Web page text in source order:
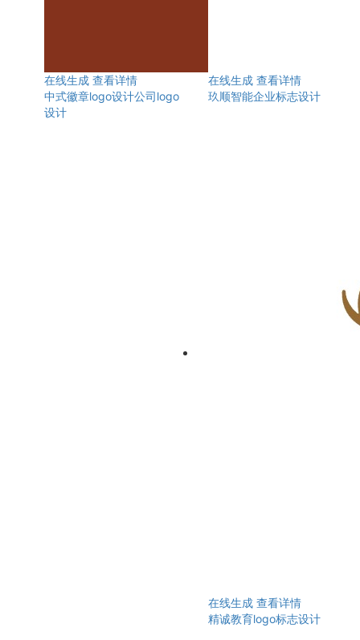
在线生成 查看详情
中式徽章logo设计公司logo
设计
在线生成 查看详情
玖顺智能企业标志设计
在线生成 查看详情
精诚教育logo标志设计